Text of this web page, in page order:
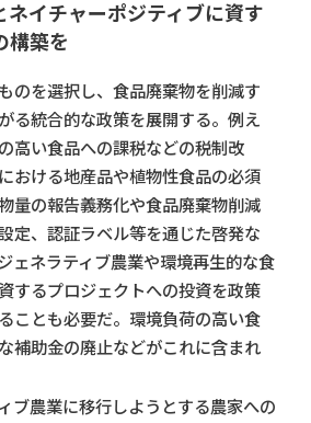
ネイチャーポジティブに資す
構築を
のを選択し、食品廃棄物を削減す
る統合的な政策を展開する。例え
高い食品への課税などの税制改
おける地産品や植物性食品の必須
量の報告義務化や食品廃棄物削減
定、認証ラベル等を通じた啓発な
ェネラティブ農業や環境再生的な食
するプロジェクトへの投資を政策
ことも必要だ。環境負荷の高い食
補助金の廃止などがこれに含まれ
ブ農業に移行しようとする農家への